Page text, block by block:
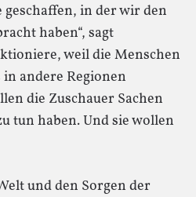
in der wir den
haben“, sagt
weil die Menschen
andere Regionen
die Zuschauer Sachen
tun haben. Und sie wollen
und den Sorgen der